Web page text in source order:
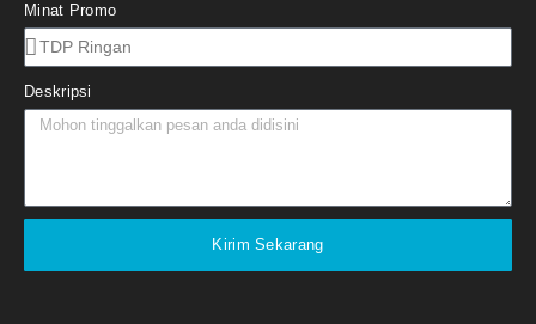
Minat Promo
Deskripsi
Kirim Sekarang